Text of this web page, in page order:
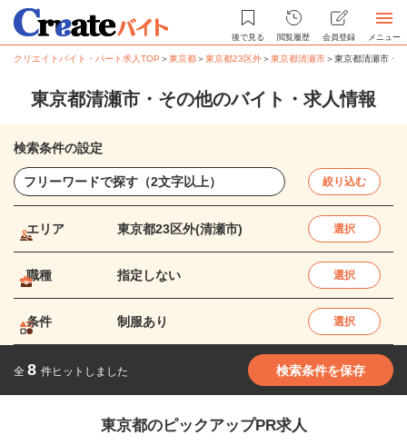
後で見る 閲覧履歴 会員登録 メニュー
クリエイトバイト・パート求人TOP ＞東京都＞東京都23区外＞東京都清瀬市＞東京都清瀬市・
東京都清瀬市・その他のバイト・求人情報
検索条件の設定
絞り込む
エリア 東京都23区外(清瀬市) 選択
職種 指定しない 選択
条件 制服あり 選択
全 8 件ヒットしました 検索条件を保存
東京都のピックアップPR求人